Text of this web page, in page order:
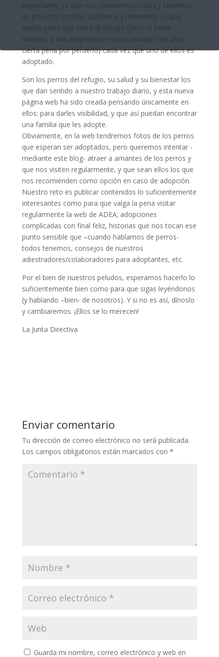
cierta pena por perderlo) cada vez que uno de ellos es
adoptado.
Son los perros del refugio, su salud y su bienestar los
que dan sentido a nuestro trabajo diario, y esta nueva
página web ha sido creada pensando únicamente en
ellos: para darles visibilidad, y que así puedan encontrar
una familia que les adopte.
Obviamente, en la web tendremos fotos de los perros
que esperan ser adoptados, pero queremos intentar -
mediante este blog- atraer a amantes de los perros y
que nos visiten regularmente, y que sean ellos los que
nos recomienden como opción en caso de adopción.
Nuestro reto es publicar contenidos lo suficientemente
interesantes como para que valga la pena visitar
regularmente la web de ADEA; adopciones
complicadas con final feliz, historias que nos tocan ese
punto sensible que –cuando hablamos de perros-
todos tenemos, consejos de nuestros
adiestradores/colaboradores para adoptantes, etc.
Por el bien de nuestros peludos, esperamos hacerlo lo
suficientemente bien como para que sigas leyéndonos
(y hablando –bien- de nosotros). Y si no es así, dínoslo
y cambiaremos. ¡Ellos se lo merecen!
La Junta Directiva
Enviar comentario
Tu dirección de correo electrónico no será publicada.
Los campos obligatorios están marcados con *
Guarda mi nombre, correo electrónico y web en